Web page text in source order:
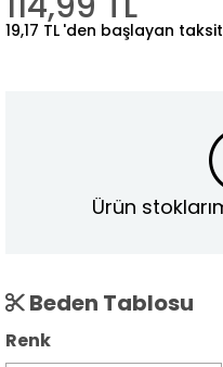
19,17 TL 'den başlayan
Ürün
Beden Tablosu
Renk